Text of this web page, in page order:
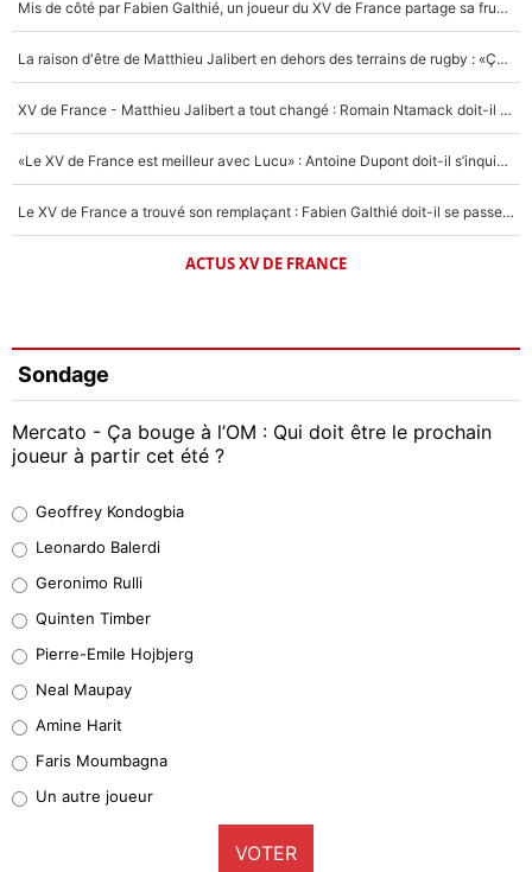
Mis de côté par Fabien Galthié, un joueur du XV de France partage sa frustration : «ils ne me l’ont pas dit tout de suite»
La raison d'être de Matthieu Jalibert en dehors des terrains de rugby : «Ça m'atteint autant que si tu touches à un membre de ma famille»
XV de France - Matthieu Jalibert a tout changé : Romain Ntamack doit-il s’inquiéter pour sa place à un an de la Coupe du monde ?
«Le XV de France est meilleur avec Lucu» : Antoine Dupont doit-il s’inquiéter pour sa place ?
Le XV de France a trouvé son remplaçant : Fabien Galthié doit-il se passer d'Antoine Dupont ?
ACTUS XV DE FRANCE
Sondage
Mercato - Ça bouge à l’OM : Qui doit être le prochain
joueur à partir cet été ?
38%
32%
5%
1%
9%
Geoffrey Kondogbia
Leonardo Balerdi
Geronimo Rulli
Quinten Timber
Pierre-Emile Hojbjerg
Neal Maupay
Amine Harit
Faris Moumbagna
Un autre joueur
VOTER